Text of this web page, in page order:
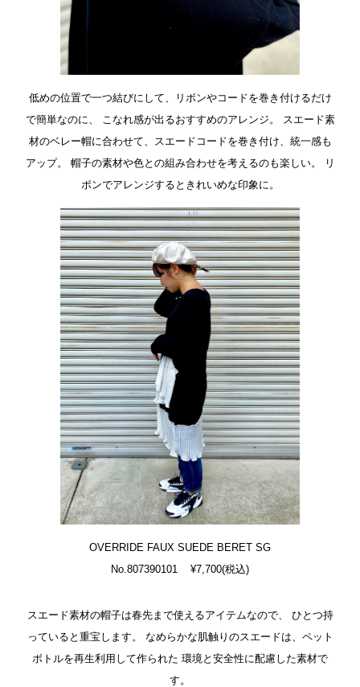
低めの位置で一つ結びにして、リボンやコードを巻き付けるだけ
で簡単なのに、
こなれ感が出るおすすめのアレンジ。
スエード素
材のベレー帽に合わせて、スエードコードを巻き付け、統一感も
アップ。
帽子の素材や色との組み合わせを考えるのも楽しい。
リ
ボンでアレンジするときれいめな印象に。
OVERRIDE FAUX SUEDE BERET SG
No.807390101 ¥7,700(税込)
スエード素材の帽子は春先まで使えるアイテムなので、
ひとつ持
っていると重宝します。
なめらかな肌触りのスエードは、ペット
ボトルを再生利用して作られた 環境と安全性に配慮した素材で
す。